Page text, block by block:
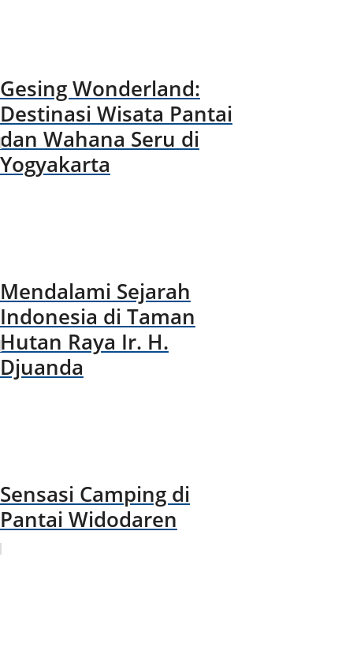
Gesing Wonderland:
Destinasi Wisata Pantai
dan Wahana Seru di
Yogyakarta
Mendalami Sejarah
Indonesia di Taman
Hutan Raya Ir. H.
Djuanda
Sensasi Camping di
Pantai Widodaren